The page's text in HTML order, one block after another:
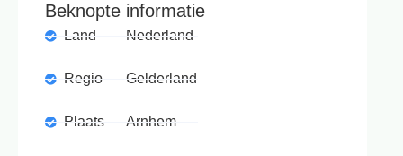
Beknopte informatie
Land
Regio
Plaats
Nederland
Gelderland
Arnhem